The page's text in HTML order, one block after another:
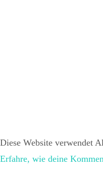
Diese Website verwendet
Erfahre, wie deine